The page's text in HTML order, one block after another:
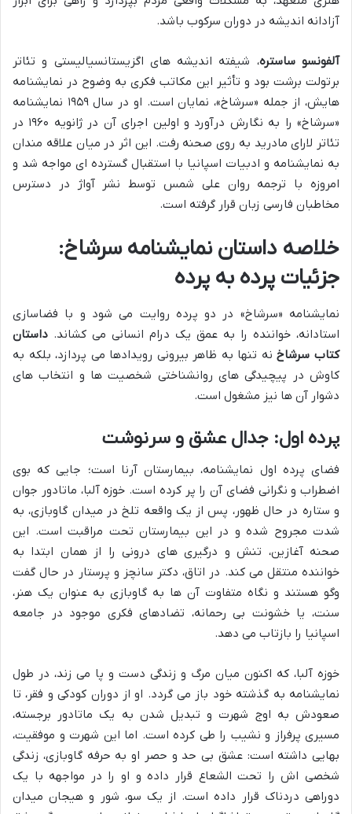
آزادانه اندیشه در دوران سرکوب باشد.
آلفونسو ساستره، شیفته اندیشه های اگزیستانسیالیستی و تئاتر
برتولت برشت بود و تأثیر این مکاتب فکری به وضوح در نمایشنامه
هایش، از جمله «سرشاخ»، نمایان است. او در سال ۱۹۵۹ نمایشنامه
«سرشاخ» را به نگارش درآورد و اولین اجرای آن در ژانویه ۱۹۶۰ در
تئاتر لارای مادرید به روی صحنه رفت. این اثر در میان علاقه مندان
به نمایشنامه و ادبیات اسپانیا با استقبال گسترده ای مواجه شد و
امروزه با ترجمه روان علی شمس توسط نشر آواژ در دسترس
مخاطبان فارسی زبان قرار گرفته است.
خلاصه داستان نمایشنامه سرشاخ:
جزئیات پرده به پرده
نمایشنامه «سرشاخ» در دو پرده روایت می شود و با فضاسازی
استادانه، خواننده را به عمق یک درام انسانی می کشاند. داستان
کتاب سرشاخنه تنها به ظاهر بیرونی رویدادها می پردازد، بلکه به
کاوش در پیچیدگی های روانشناختی شخصیت ها و انتخاب های
دشوار آن ها نیز مشغول است.
پرده اول: جدال عشق و سرنوشت
فضای پرده اول نمایشنامه، بیمارستان آرنا است؛ جایی که بوی
اضطراب و نگرانی فضای آن را پر کرده است. خوزه آلبا، ماتادور جوان
و ستاره در حال ظهور، پس از یک واقعه تلخ در میدان گاوبازی، به
شدت مجروح شده و در این بیمارستان تحت مراقبت است. این
صحنه آغازین، تنش و درگیری های درونی را از همان ابتدا به
خواننده منتقل می کند. در اتاق، دکتر سانچز و پرستار در حال گفت
وگو هستند و نگاه متفاوت آن ها به گاوبازی به عنوان یک هنر،
سنت، یا خشونت بی رحمانه، تضادهای فکری موجود در جامعه
اسپانیا را بازتاب می دهد.
خوزه آلبا، که اکنون میان مرگ و زندگی دست و پا می زند، در طول
نمایشنامه به گذشته خود باز می گردد. او از دوران کودکی و فقر، تا
صعودش به اوج شهرت و تبدیل شدن به یک ماتادور برجسته،
مسیری پرفراز و نشیب را طی کرده است. اما این شهرت و موفقیت،
بهایی داشته است: عشق بی حد و حصر او به حرفه گاوبازی، زندگی
شخصی اش را تحت الشعاع قرار داده و او را در مواجهه با یک
دوراهی دردناک قرار داده است. از یک سو، شور و هیجان میدان